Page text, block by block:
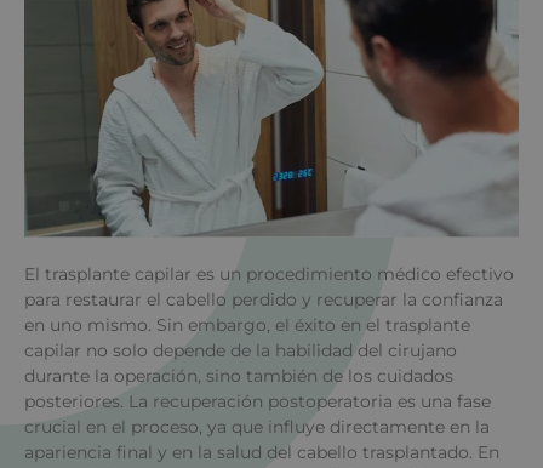
El trasplante capilar es un procedimiento médico efectivo
para restaurar el cabello perdido y recuperar la confianza
en uno mismo. Sin embargo, el éxito en el trasplante
capilar no solo depende de la habilidad del cirujano
durante la operación, sino también de los cuidados
posteriores. La recuperación postoperatoria es una fase
crucial en el proceso, ya que influye directamente en la
apariencia final y en la salud del cabello trasplantado. En